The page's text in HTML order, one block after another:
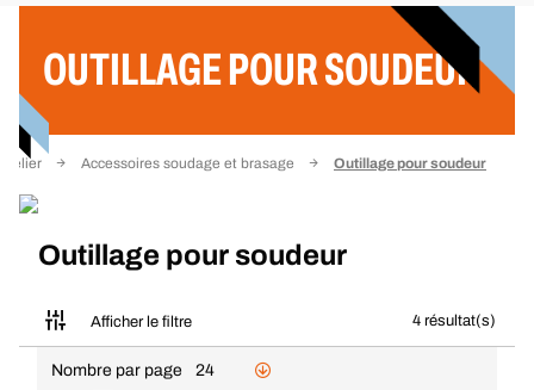
OUTILLAGE POUR SOUDEUR
Accessoires soudage et brasage Outillage pour soudeur
Outillage pour soudeur
Afficher le filtre 4 résultat(s)
Nombre par page
24